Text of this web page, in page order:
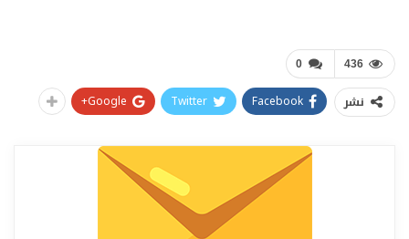
0 436
نشر Facebook
Twitter
Google+